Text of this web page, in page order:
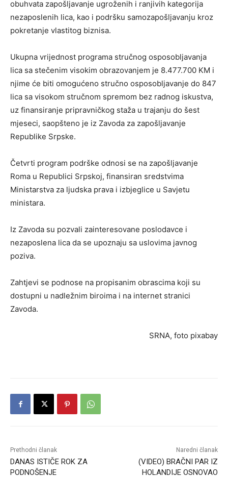
obuhvata zapošljavanje ugroženih i ranjivih kategorija
nezaposlenih lica, kao i podršku samozapošljavanju kroz
pokretanje vlastitog biznisa.
Ukupna vrijednost programa stručnog osposobljavanja
lica sa stečenim visokim obrazovanjem je 8.477.700 KM i
njime će biti omogućeno stručno osposobljavanje do 847
lica sa visokom stručnom spremom bez radnog iskustva,
uz finansiranje pripravničkog staža u trajanju do šest
mjeseci, saopšteno je iz Zavoda za zapošljavanje
Republike Srpske.
Četvrti program podrške odnosi se na zapošljavanje
Roma u Republici Srpskoj, finansiran sredstvima
Ministarstva za ljudska prava i izbjeglice u Savjetu
ministara.
Iz Zavoda su pozvali zainteresovane poslodavce i
nezaposlena lica da se upoznaju sa uslovima javnog
poziva.
Zahtjevi se podnose na propisanim obrascima koji su
dostupni u nadležnim biroima i na internet stranici
Zavoda.
SRNA, foto pixabay
Prethodni članak
DANAS ISTIČE ROK ZA
PODNOŠENJE
Naredni članak
(VIDEO) BRAČNI PAR IZ
HOLANDIJE OSNOVAO